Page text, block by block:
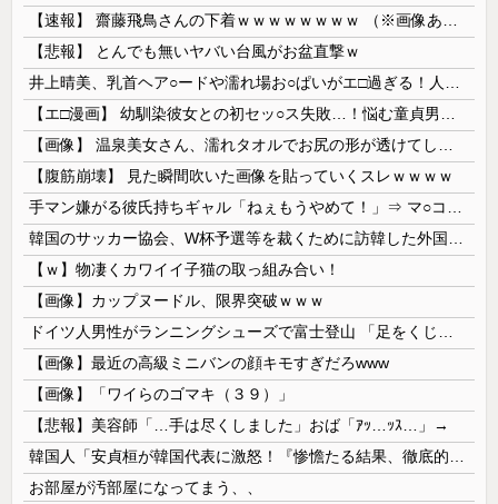
【悲報】 とんでも無いヤバい台風がお盆直撃ｗ
【腹筋崩壊】 見た瞬間吹いた画像を貼っていくスレｗｗｗｗ
【ｗ】物凄くカワイイ子猫の取っ組み合い！
【画像】カップヌードル、限界突破ｗｗｗ
【画像】最近の高級ミニバンの顔キモすぎだろwww
【画像】「ワイらのゴマキ（３９）」
【悲報】美容師「…手は尽くしました」おば「ｱｯ…ｯｽ…」→
お部屋が汚部屋になってまう、、